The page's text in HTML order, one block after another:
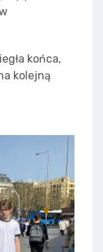
końca,
kolejną